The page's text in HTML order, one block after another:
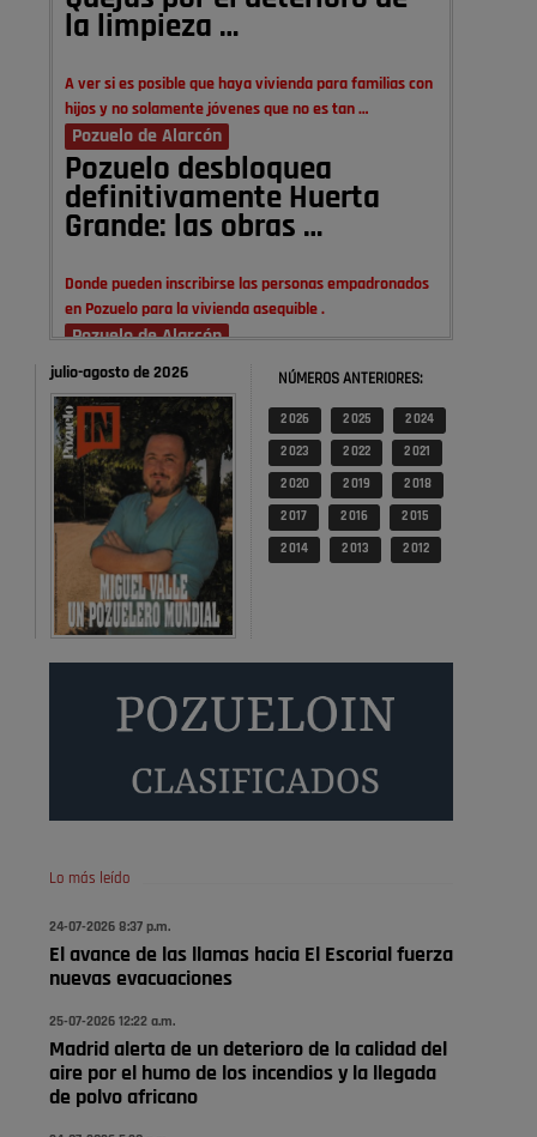
la limpieza …
A ver si es posible que haya vivienda para familias con
hijos y no solamente jóvenes que no es tan …
Pozuelo de Alarcón
Pozuelo desbloquea
definitivamente Huerta
Grande: las obras …
Donde pueden inscribirse las personas empadronados
en Pozuelo para la vivienda asequible .
Pozuelo de Alarcón
Pozuelo desbloquea
definitivamente Huerta
Grande: las obras …
También pienso que si no fuéramos tan sucios no haría
falta denunciar nada
Pozuelo de Alarcón
Quejas por el deterioro de
la limpieza …
Pozuelo de Alarcón
🔴 EXCLUSIVA | El comisario
de la …
😆Durán menos qué un caramelo en la puerta de un
Pozuelo de Alarcón
🔴 EXCLUSIVA | El comisario
de la …
Pozuelo de Alarcón
🔴 EXCLUSIVA | El comisario
de la …
julio-agosto de 2026 NÚMEROS ANTERIORES:
2 026 2 025 2 024
2 023 2 022 2 021
2 020 2 019 2 018
2 017 2 016 2 015
2 014 2 013 2 012
Lo más leído
24-07-2026 8:37 p.m.
El avance de las llamas hacia El Escorial fuerza
nuevas evacuaciones
25-07-2026 12:22 a.m.
Madrid alerta de un deterioro de la calidad del
aire por el humo de los incendios y la llegada
de polvo africano